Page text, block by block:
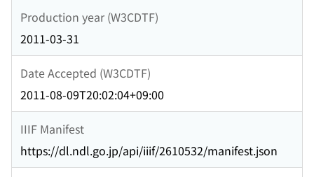
Production year (W3CDTF)
2011-03-31
Date Accepted (W3CDTF)
2011-08-09T20:02:04+09:00
IIIF Manifest
https://dl.ndl.go.jp/api/iiif/2610532/manifest.json